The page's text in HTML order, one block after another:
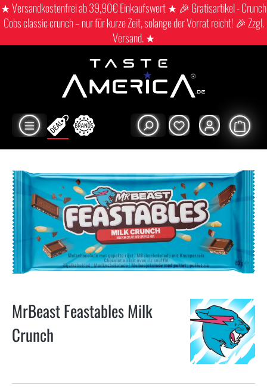
★ Versandkostenfrei ab 39,90€ Einkaufswert ★ 🎉 Gratisartikel - Crunch
Cobs classic crunch – nur für kurze Zeit, solange der Vorrat reicht! 🎉 Zzgl.
Versand. ★
MrBeast Feastables Milk
Crunch